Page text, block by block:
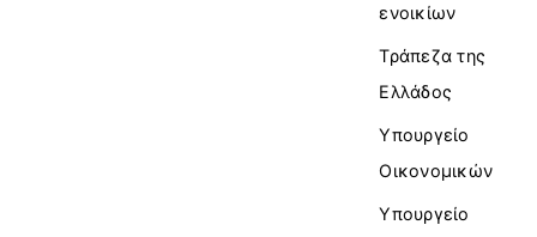
ενοικίων
Τράπεζα της
Ελλάδος
Υπουργείο
Οικονομικών
Υπουργείο